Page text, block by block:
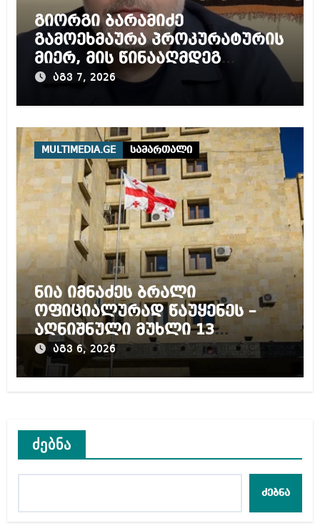
გიორგი ბარამიძე
გამოეხმაურა პროკურატურის
მიერ, მის წინააღმდეგ
დაწყებულ გამოძიებას
აგვ 7, 2026
MULTIMEDIA.GE სამართალი
ნია იმნაძეს ბრალი
ოფიციალურად წაუყენეს –
აღნიშნული მუხლი 13
წლამდე პატიმრობას
ითვალისწინებს
აგვ 6, 2026
ძებნა
ძებნა